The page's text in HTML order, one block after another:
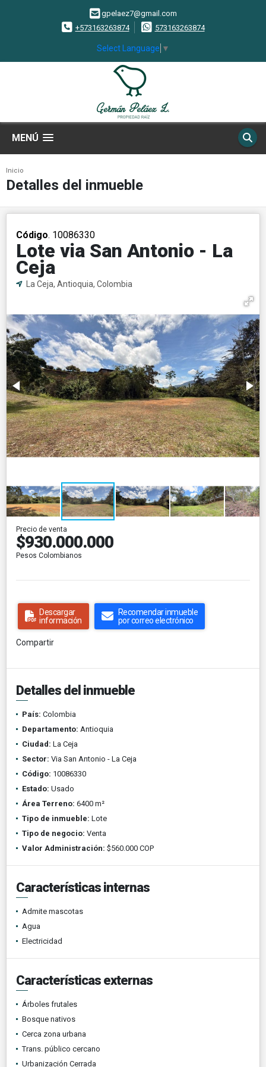
gpelaez7@gmail.com
+573163263874
573163263874
Select Language ▼
MENÚ
Inicio
Detalles del inmueble
Código. 10086330
Lote via San Antonio - La
Ceja
La Ceja, Antioquia, Colombia
Precio de venta
$930.000.000
Pesos Colombianos
Descargar
información
Recomendar inmueble
por correo electrónico
Compartir
Detalles del inmueble
País: Colombia
Departamento: Antioquia
Ciudad: La Ceja
Sector: Via San Antonio - La Ceja
Código: 10086330
Estado: Usado
Área Terreno: 6400 m²
Tipo de inmueble: Lote
Tipo de negocio: Venta
Valor Administración: $560.000 COP
Características internas
Admite mascotas
Agua
Electricidad
Características externas
Árboles frutales
Bosque nativos
Cerca zona urbana
Trans. público cercano
Urbanización Cerrada